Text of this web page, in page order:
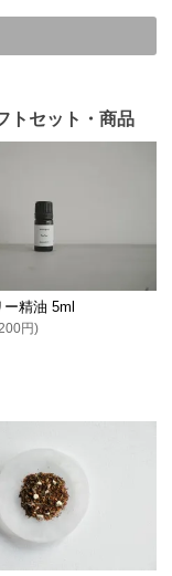
トセット・商品
ー精油 5ml
円)